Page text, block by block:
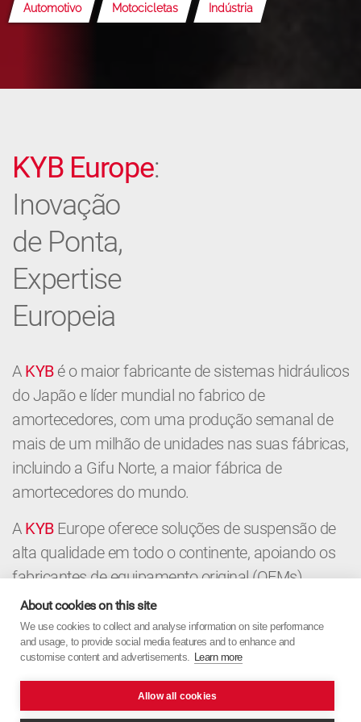
Automotivo Motocicletas Indústria
KYB Europe:
Inovação
de Ponta,
Expertise
Europeia
A KYBé o maior fabricante de sistemas hidráulicos
do Japão e líder mundial no fabrico de
amortecedores, com uma produção semanal de
mais de um milhão de unidades nas suas fábricas,
incluindo a Gifu Norte, a maior fábrica de
amortecedores do mundo.
A KYBEurope oferece soluções de suspensão de
alta qualidade em todo o continente, apoiando os
fabricantes de equipamento original (OEMs),
distribuidores e oficinas com componentes
premium e conhecimento local. Do mercado de
equipamento original ao mercado de pós-venda, a
uma abordagem europeia.
About cookies on this site
We use cookies to collect and analyse information on site performance
and usage, to provide social media features and to enhance and
customise content and advertisements. Learn more
Allow all cookies